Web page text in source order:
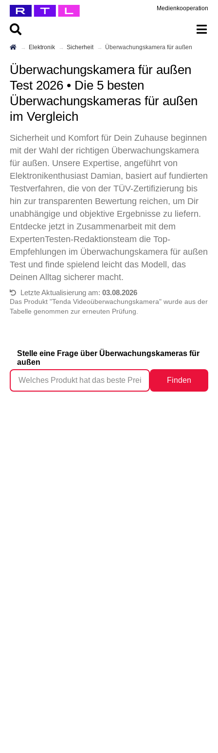
Medienkooperation
Elektronik Sicherheit Überwachungskamera für außen
Überwachungskamera für außen
Test 2026 • Die 5 besten
Überwachungskameras für außen
im Vergleich
Sicherheit und Komfort für Dein Zuhause beginnen
mit der Wahl der richtigen Überwachungskamera
für außen. Unsere Expertise, angeführt von
Elektronikenthusiast Damian, basiert auf fundierten
Testverfahren, die von der TÜV-Zertifizierung bis
hin zur transparenten Bewertung reichen, um Dir
unabhängige und objektive Ergebnisse zu liefern.
Entdecke jetzt in Zusammenarbeit mit dem
ExpertenTesten-Redaktionsteam die Top-
Empfehlungen im Überwachungskamera für außen
Test und finde spielend leicht das Modell, das
Deinen Alltag sicherer macht.
Letzte Aktualisierung am: 03.08.2026
Das Produkt "Tenda Videoüberwachungskamera" wurde aus der
Tabelle genommen zur erneuten Prüfung.
Stelle eine Frage über Überwachungskameras für
außen
Finden